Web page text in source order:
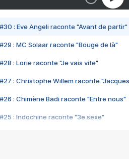
#30 : Eve Angeli raconte "Avant de partir"
#29 : MC Solaar raconte "Bouge de là"
#28 : Lorie raconte "Je vais vite"
#27 : Christophe Willem raconte
#26 : Chimène Badi raconte "Entre nous"
#25 : Indochine raconte "3e sexe"